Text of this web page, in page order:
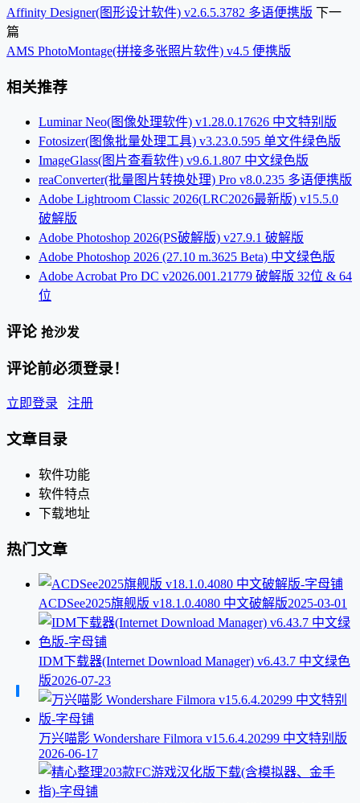
Affinity Designer(图形设计软件) v2.6.5.3782 多语便携版 下一
篇
AMS PhotoMontage(拼接多张照片软件) v4.5 便携版
相关推荐
Luminar Neo(图像处理软件) v1.28.0.17626 中文特别版
Fotosizer(图像批量处理工具) v3.23.0.595 单文件绿色版
ImageGlass(图片查看软件) v9.6.1.807 中文绿色版
reaConverter(批量图片转换处理) Pro v8.0.235 多语便携版
Adobe Lightroom Classic 2026(LRC2026最新版) v15.5.0
破解版
Adobe Photoshop 2026(PS破解版) v27.9.1 破解版
Adobe Photoshop 2026 (27.10 m.3625 Beta) 中文绿色版
Adobe Acrobat Pro DC v2026.001.21779 破解版 32位 & 64
位
评论 抢沙发
评论前必须登录！
立即登录 注册
文章目录
软件功能
软件特点
下载地址
热门文章
ACDSee2025旗舰版 v18.1.0.4080 中文破解版2025-03-01
IDM下载器(Internet Download Manager) v6.43.7 中文绿色
版2026-07-23
万兴喵影 Wondershare Filmora v15.6.4.20299 中文特别版
2026-06-17